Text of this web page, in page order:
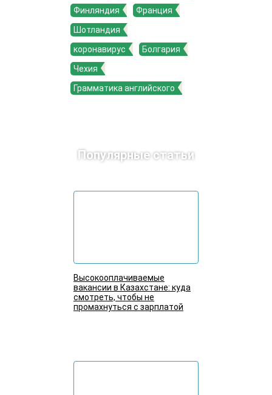
Финляндия
Франция
Шотландия
коронавирус
Болгария
Чехия
Грамматика английского
Популярные статьи
Высокооплачиваемые
вакансии в Казахстане: куда
смотреть, чтобы не
промахнуться с зарплатой